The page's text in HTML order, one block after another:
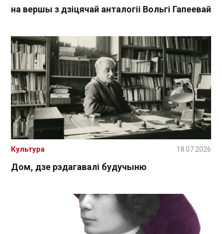
на вершы з дзіцячай анталогіі Вольгі Гапеевай
Дом, дзе рэдагавалі будучыню
Культура 18.07.2026